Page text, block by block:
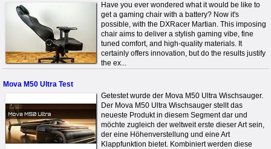
Have you ever wondered what it would be like to
get a gaming chair with a battery? Now it's
possible, with the DXRacer Martian. This imposing
chair aims to deliver a stylish gaming vibe, fine
tuned comfort, and high-quality materials. It
certainly offers innovation, but do the results justify
the ex...
Mova M50 Ultra Test
Getestet wurde der Mova M50 Ultra Wischsauger.
Der Mova M50 Ultra Wischsauger stellt das
neueste Produkt in diesem Segment dar und
möchte zugleich der weltweit erste dieser Art sein,
der eine Höhenverstellung und eine Art
Klappfunktion bietet. Kombiniert werden diese